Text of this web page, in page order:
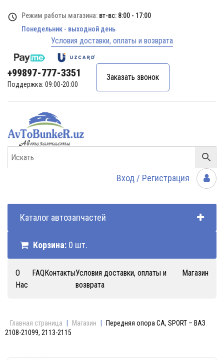
Режим работы магазина: вт-вс: 8:00 - 17:00
Понедельник - выходной день
Условия доставки, оплаты и возврата
+99897-777-3351
Поддержка: 09:00-20:00
Заказать звонок
Вход / Регистрация
Каталог автозапчастей
Корзина: 0 шт.
О
Нас
FAQКонтактыУсловия доставки, оплаты и
возврата
Магазин
Главная страница Магазин
Передняя опора СА, SPORT – ВАЗ
2108-21099, 2113-2115